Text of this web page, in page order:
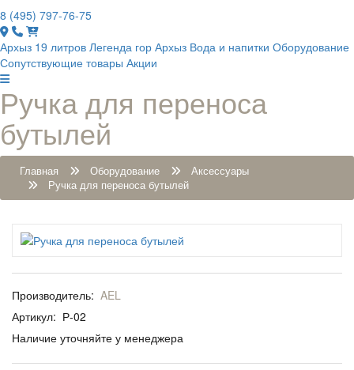
8 (495) 797-76-75
Архыз 19 литров Легенда гор Архыз Вода и напитки Оборудование
Сопутствующие товары Акции
Ручка для переноса
бутылей
Главная Оборудование
Аксессуары
Ручка для переноса бутылей
Производитель: AEL
Артикул: Р-02
Наличие уточняйте у менеджера